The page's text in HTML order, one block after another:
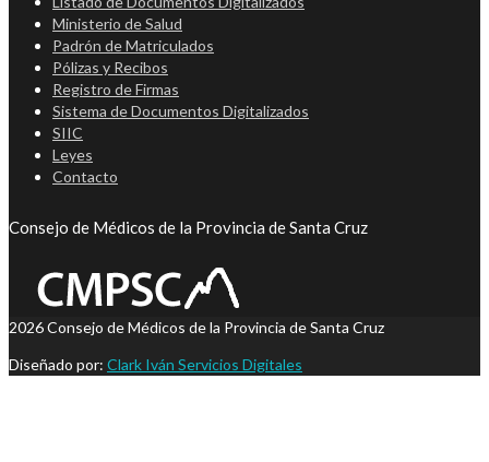
Ministerio de Salud
Padrón de Matriculados
Pólizas y Recibos
Registro de Firmas
Sistema de Documentos Digitalizados
SIIC
Leyes
Contacto
Consejo de Médicos de la Provincia de Santa Cruz
2026 Consejo de Médicos de la Provincia de Santa Cruz
Diseñado por: Clark Iván Servicios Digitales